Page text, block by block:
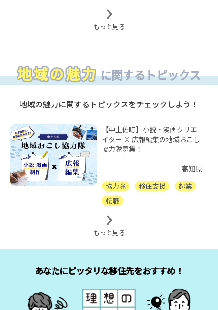
もっと見る
地域の魅力に関するトピックス
地域の魅力に関するトピックスをチェックしよう！
【中土佐町】小説・漫画クリエ
イター × 広報編集の地域おこし
協力隊募集！
高知県
協力隊 移住支援
起業
転職
もっと見る
あなたにピッタリな移住先をおすすめ！